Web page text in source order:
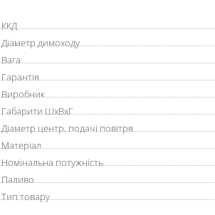
ККД
Діаметр димоходу
Вага
Гарантія
Виробник
Габарити ШхВхГ
Діаметр центр. подачі повітря
Матеріал
Номінальна потужність
Паливо
Тип товару